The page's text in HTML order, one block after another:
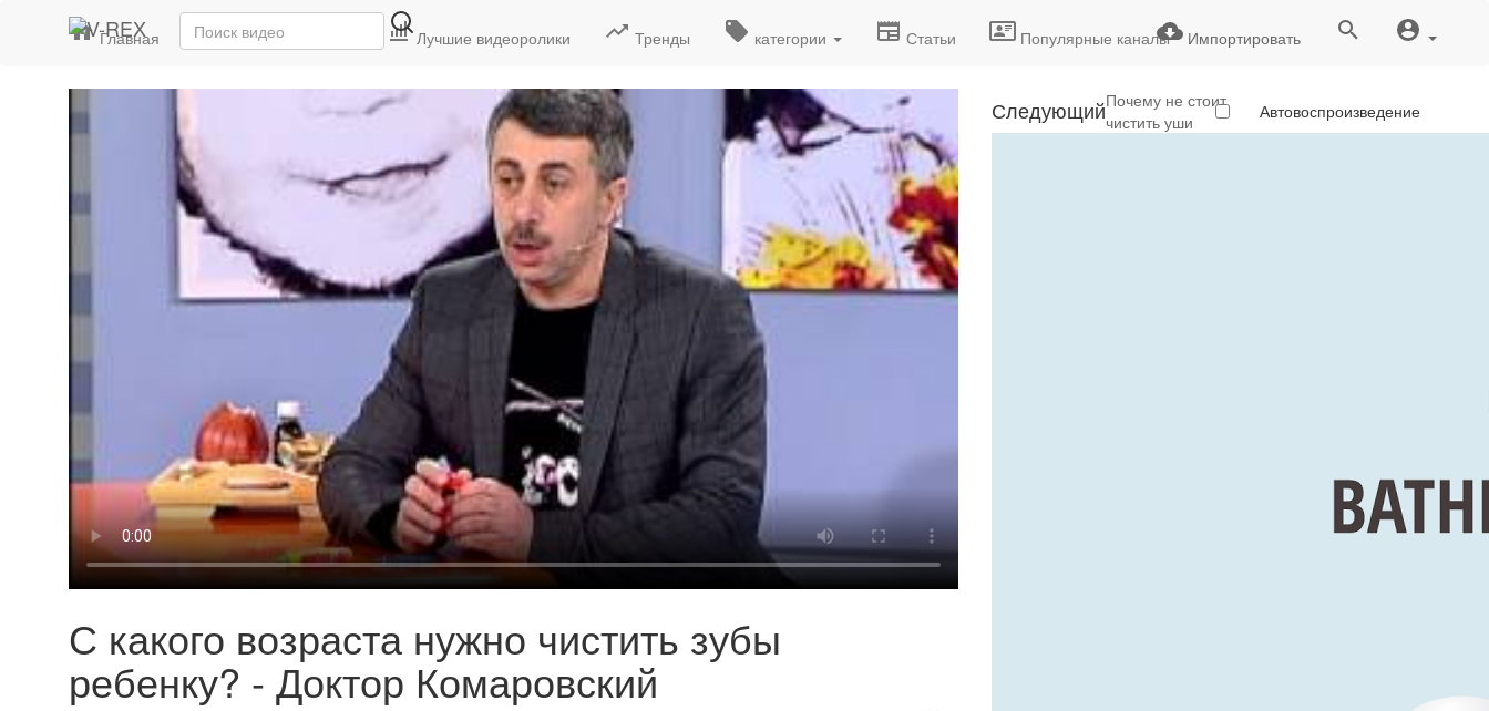
Импортировать
Главная Последние видео Лучшие видеоролики Тренды категории Статьи Популярные каналы
Следующий Автовоспроизведение
Почему не стоит
чистить уши
С какого возраста нужно чистить зубы
ребенку? - Доктор Комаровский